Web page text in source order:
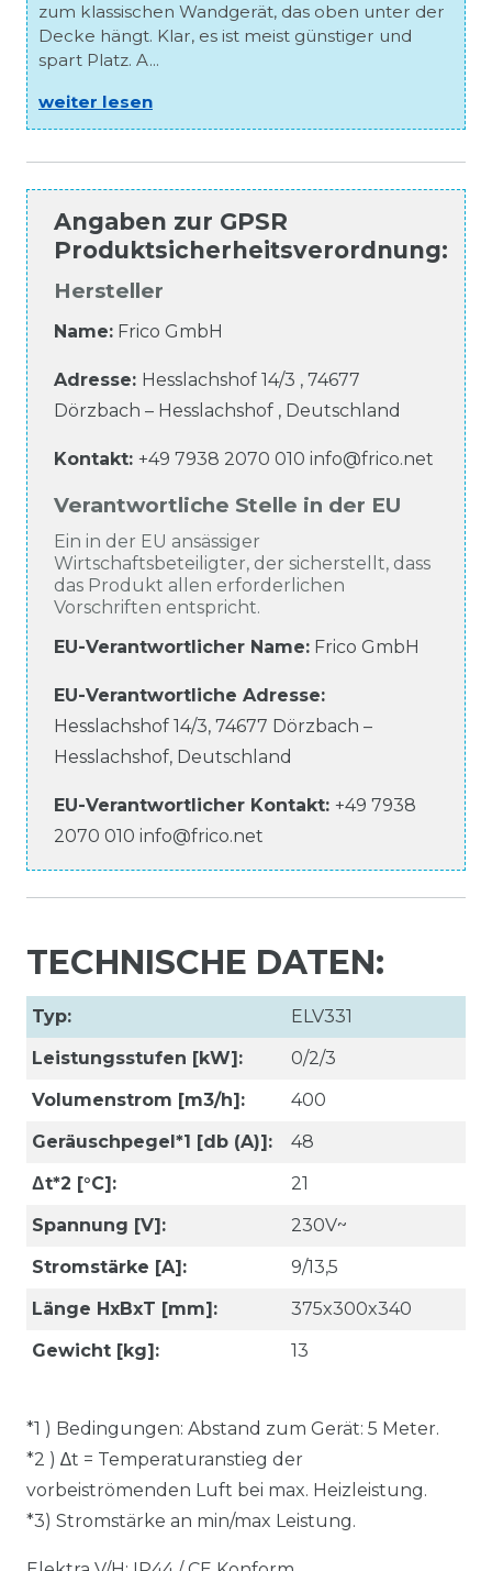
zum klassischen Wandgerät, das oben unter der
Decke hängt. Klar, es ist meist günstiger und
spart Platz. A...
weiter lesen
Angaben zur GPSR
Produktsicherheitsverordnung:
Hersteller
Name: Frico GmbH
Adresse: Hesslachshof 14/3 , 74677
Dörzbach – Hesslachshof , Deutschland
Kontakt: +49 7938 2070 010 info@frico.net
Verantwortliche Stelle in der EU
Ein in der EU ansässiger
Wirtschaftsbeteiligter, der sicherstellt, dass
das Produkt allen erforderlichen
Vorschriften entspricht.
EU-Verantwortlicher Name: Frico GmbH
EU-Verantwortliche Adresse:
Hesslachshof 14/3, 74677 Dörzbach –
Hesslachshof, Deutschland
EU-Verantwortlicher Kontakt: +49 7938
2070 010 info@frico.net
TECHNISCHE DATEN:
Typ:
ELV331
Leistungsstufen [kW]:
0/2/3
Volumenstrom [m3/h]:
400
Geräuschpegel*1 [db (A)]:
48
Δt*2 [°C]:
21
Spannung [V]:
230V~
Stromstärke [A]:
9/13,5
Länge HxBxT [mm]:
375x300x340
Gewicht [kg]:
13
*1 ) Bedingungen: Abstand zum Gerät: 5 Meter.
*2 ) ∆t = Temperaturanstieg der
vorbeiströmenden Luft bei max. Heizleistung.
*3) Stromstärke an min/max Leistung.